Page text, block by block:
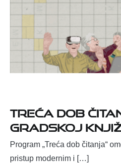
Treća dob
Gradskoj
Program „Treća dob čitanja“
pristup modernim i […]